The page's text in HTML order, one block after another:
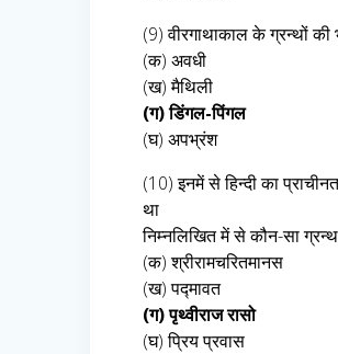
(9) वीरगाथाकाल के ग्रन्थों की
(क) अवधी
(ख) मैथिली
(ग) डिंगल-पिंगल
(घ) अपभ्रंश
(10) इनमें से हिन्दी का
था
निम्नलिखित में से कौन-सा
(क) श्रीरामचरितमानस
(ख) पद्मावत
(ग) पृथ्वीराज रासो
(घ) प्रिय प्रवास